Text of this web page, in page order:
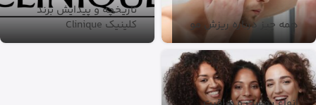
همه چیز درباره ریزش مو
تاریخچه و پیدایش برند
کلینیک Clinique